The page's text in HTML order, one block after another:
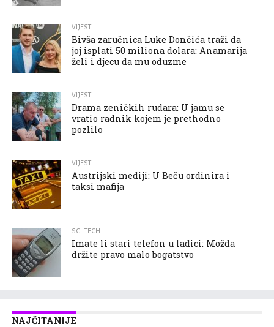
VIJESTI
Bivša zaručnica Luke Dončića traži da
joj isplati 50 miliona dolara: Anamarija
želi i djecu da mu oduzme
VIJESTI
Drama zeničkih rudara: U jamu se
vratio radnik kojem je prethodno
pozlilo
VIJESTI
Austrijski mediji: U Beču ordinira i
taksi mafija
SCI-TECH
Imate li stari telefon u ladici: Možda
držite pravo malo bogatstvo
NAJČITANIJE